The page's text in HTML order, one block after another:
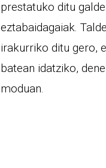
prestatuko ditu
eztabaidagaiak.
irakurriko ditu gero,
batean idatziko,
moduan.